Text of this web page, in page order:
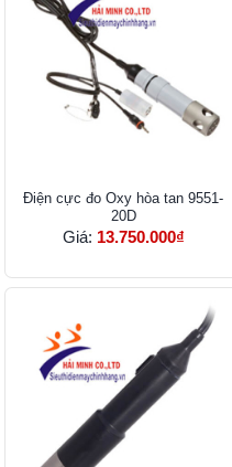
Điện cực đo Oxy hòa tan 9551-
20D
Giá: 13.750.000₫